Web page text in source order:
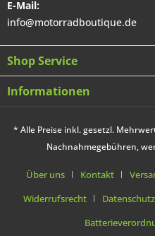
E-Mail:
info@motorradboutique.de
Shop Service
Informationen
* Alle Preise inkl. gesetzl.
Nachnahmegebühren,
Über uns Kontakt
Widerrufsrecht
Datenschutz